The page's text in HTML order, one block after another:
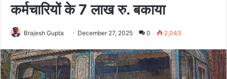
कर्मचारियों के 7 लाख रु. बकाया
Brajesh Gupta December 27, 2025 0 2,043